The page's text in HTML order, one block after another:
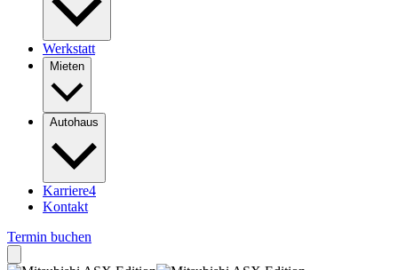
Werkstatt
Mieten
Autohaus
Karriere4
Kontakt
Termin buchen